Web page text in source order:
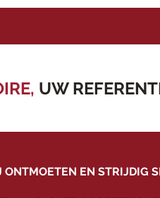
UW
ONTMOETEN EN STRIJDIG